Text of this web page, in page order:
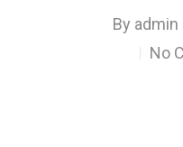
By admin
No